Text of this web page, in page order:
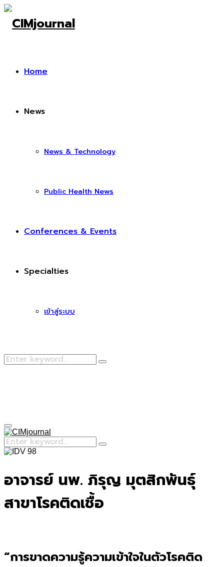
Home
News
News & Technology
Public Health News
Conferences & Events
Specialties
เข้าสู่ระบบ
Search
Search
Primary
Menu
Search
for:
Search
อาจารย์ นพ. ภิรุญ มุตสิกพันธุ์
สาขาโรคติดเชื้อ
“การขาดความรู้ความเข้าใจในตัวโรคติด